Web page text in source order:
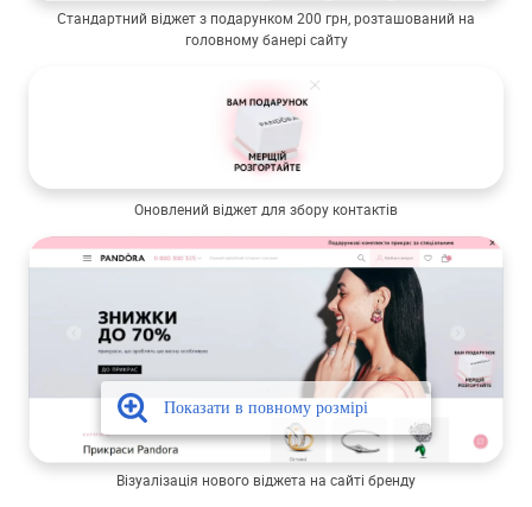
Стандартний віджет з подарунком 200 грн, розташований на
головному банері сайту
Оновлений віджет для збору контактів
Візуалізація нового віджета на сайті бренду